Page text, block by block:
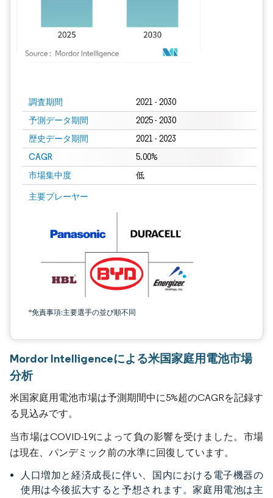
調査期間 2021 - 2030
予測データ期間 2025 - 2030
歴史データ期間 2021 - 2023
CAGR 5.00%
市場集中度 低
主要プレーヤー
*免責事項:主要選手の並び順不同
Mordor Intelligenceによる米国家庭用電池市場
分析
米国家庭用電池市場は予測期間中に5%超のCAGRを記録す
る見込みです。
当市場はCOVID-19によって負の影響を受けました。市場
は現在、パンデミック前の水準に回復しています。
人口増加と経済成長に伴い、国内における電子機器の
使用は今後拡大すると予想されます。家庭用電池は主